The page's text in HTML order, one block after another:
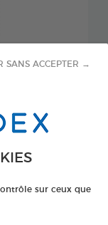
sur ceux que
SANS ACCEPTER →